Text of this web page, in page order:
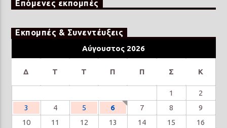
Επόμενες εκπομπές
Εκπομπές & Συνεντέυξεις
Αύγουστος 2026
Δ Τ Τ Π Π Σ Κ
1
2
3
4 5 6 7 8
9
10
11 12 13 14 15
16